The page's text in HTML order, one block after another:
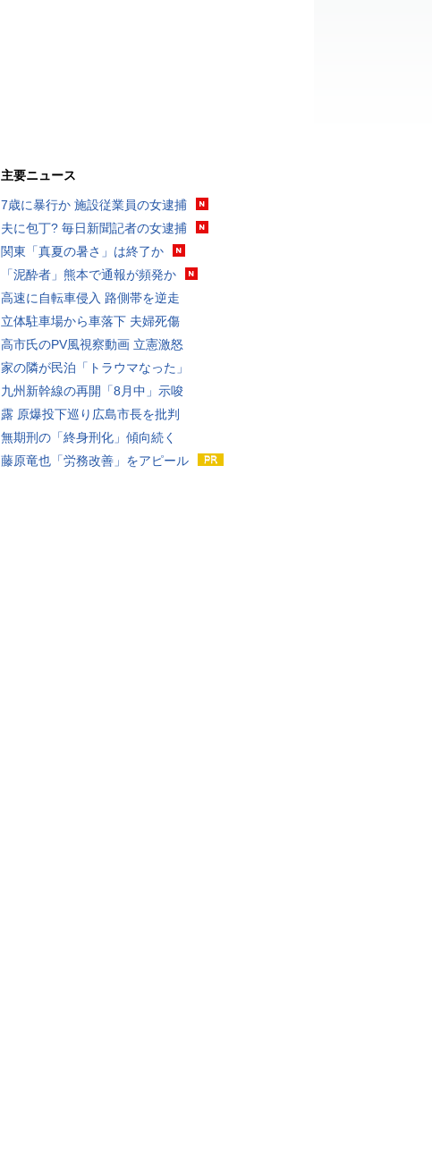
主要ニュース
7歳に暴行か 施設従業員の女逮捕
夫に包丁? 毎日新聞記者の女逮捕
関東「真夏の暑さ」は終了か
「泥酔者」熊本で通報が頻発か
高速に自転車侵入 路側帯を逆走
立体駐車場から車落下 夫婦死傷
高市氏のPV風視察動画 立憲激怒
家の隣が民泊「トラウマなった」
九州新幹線の再開「8月中」示唆
露 原爆投下巡り広島市長を批判
無期刑の「終身刑化」傾向続く
藤原竜也「労務改善」をアピール